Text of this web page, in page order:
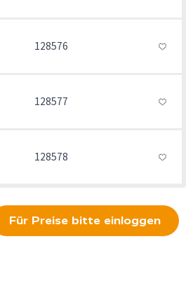
128576
128577
128578
Für Preise bitte einloggen